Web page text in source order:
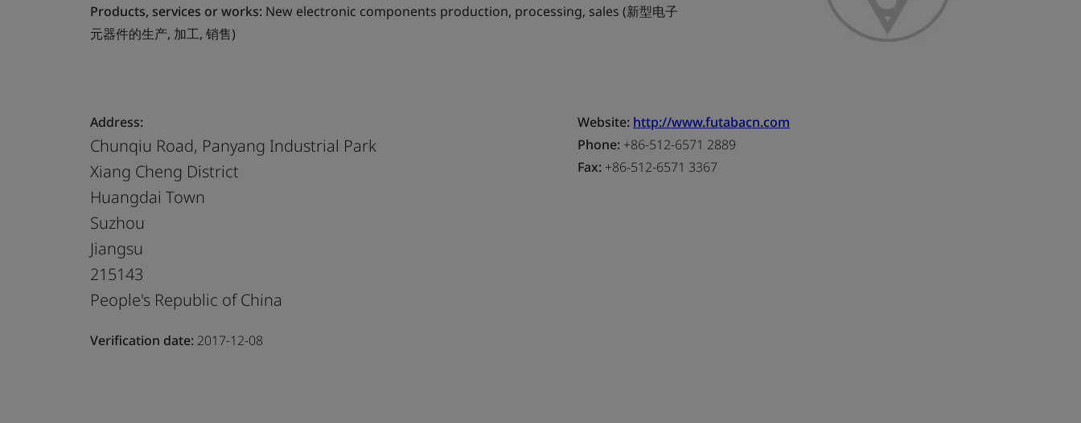
Products, services or works: New electronic components production, processing, sales (新型电子
元器件的生产, 加工, 销售)
Address:
Chunqiu Road, Panyang Industrial Park
Xiang Cheng District
Huangdai Town
Suzhou
Jiangsu
215143
People's Republic of China
Verification date: 2017-12-08
Website: http://www.futabacn.com
Phone: +86-512-6571 2889
Fax: +86-512-6571 3367